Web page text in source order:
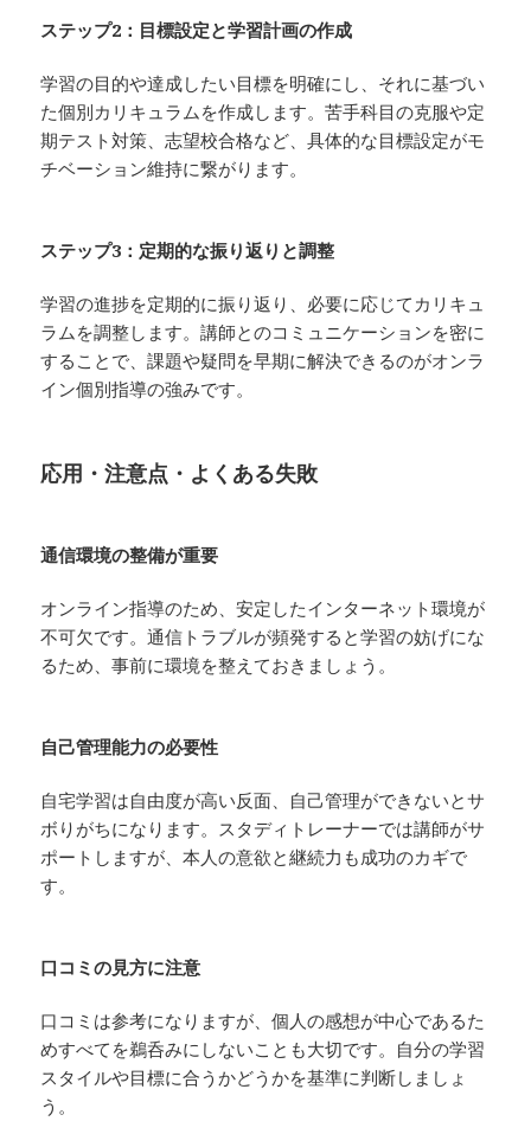
ステップ2：目標設定と学習計画の作成
学習の目的や達成したい目標を明確にし、それに基づい
た個別カリキュラムを作成します。苦手科目の克服や定
期テスト対策、志望校合格など、具体的な目標設定がモ
チベーション維持に繋がります。
ステップ3：定期的な振り返りと調整
学習の進捗を定期的に振り返り、必要に応じてカリキュ
ラムを調整します。講師とのコミュニケーションを密に
することで、課題や疑問を早期に解決できるのがオンラ
イン個別指導の強みです。
応用・注意点・よくある失敗
通信環境の整備が重要
オンライン指導のため、安定したインターネット環境が
不可欠です。通信トラブルが頻発すると学習の妨げにな
るため、事前に環境を整えておきましょう。
自己管理能力の必要性
自宅学習は自由度が高い反面、自己管理ができないとサ
ボりがちになります。スタディトレーナーでは講師がサ
ポートしますが、本人の意欲と継続力も成功のカギで
す。
口コミの見方に注意
口コミは参考になりますが、個人の感想が中心であるた
めすべてを鵜呑みにしないことも大切です。自分の学習
スタイルや目標に合うかどうかを基準に判断しましょ
う。